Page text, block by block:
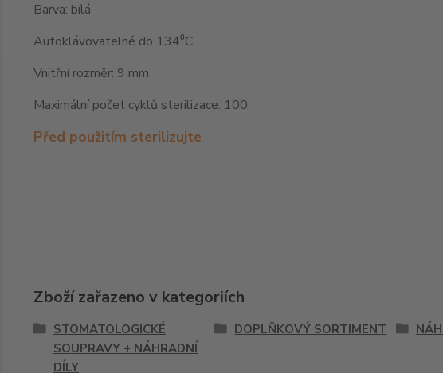
Barva: bílá
Autoklávovatelné do 134⁰C
Vnitřní rozměr: 9 mm
Maximální počet cyklů sterilizace: 100
Před použitím sterilizujte
Zboží zařazeno v kategoriích
STOMATOLOGICKÉ
SOUPRAVY + NÁHRADNÍ
DÍLY
DOPLŇKOVÝ SORTIMENT